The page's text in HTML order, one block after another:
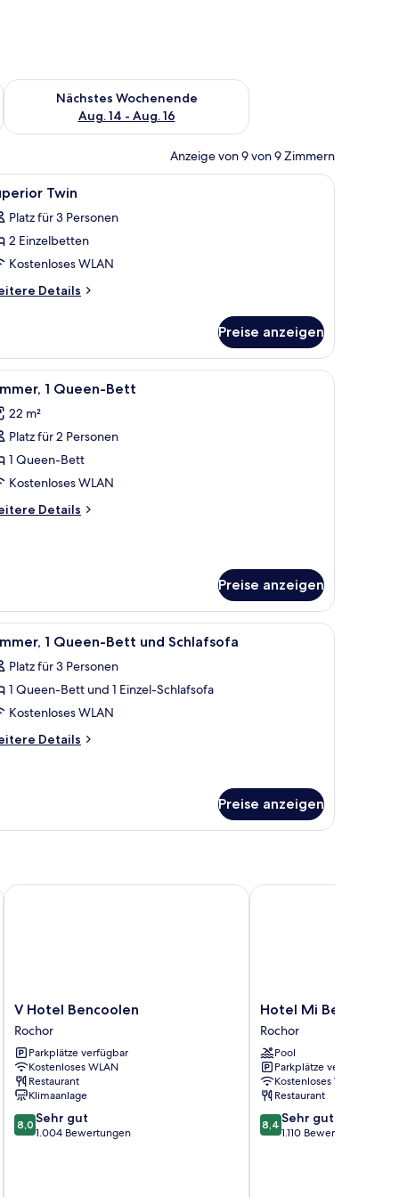
Aug. 7 - Aug. 9.
Nächstes Wochenende
Aug. 14 - Aug. 16
Überprüfe die Verfügbarkeit für nächstes Wochenende, Aug.
Anzeige von 9 von 9 Zimmern
Fernseher und einem fensterbepflanzten Fenster.
Zimmersafe, Schreibtisch, laptopgeeigneter
7 Twin
Platz für 3 Personen
2 Einzelbetten
Kostenloses WLAN
Details
Preise anzeigen
Schreibtisch, laptopgeeigneter ArbeitsplatzEin Hotelzimmer mit einem großen Bett,
4 1 Queen-Bett
22 m²
Platz für 2 Personen
1 Queen-Bett
Kostenloses WLAN
Details
Preise anzeigen
Schreibtisch und einem Fernseher.Zimmer, 1 Queen-Bett und Schlafsofa |
5 1 Queen-Bett und Schlafsofa
Platz für 3 Personen
1 Queen-Bett und 1 Einzel-Schlafsofa
Kostenloses WLAN
Details
Preise anzeigen
V
Hotel
Bencoolen
Rochor
V Hotel Bencoolen
Rochor
Parkplätze verfügbar
Kostenloses WLAN
Restaurant
Klimaanlage
8.0
von
8,0 Sehr gut
1.004 Bewertungen
V Hotel Bencoolen
Hotel
Mi
Bencoolen
Rochor
Hotel Mi Bencoolen
Rochor
Pool
Parkplätze verfügbar
Kostenloses WLAN
Restaurant
8.4
von
8,4 Sehr gut
1.110 Bewertungen
Hotel Mi Bencoolen